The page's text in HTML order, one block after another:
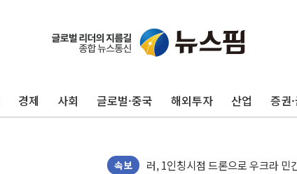
경제 사회 글로벌·중국 해외투자 산업 증권
속보
금값 7주 만에 최고…美 고용 둔화·
[인도증시] 중동 긴장 완화에 실적
[베트남 증시] 지수 하락 속 'DGC'